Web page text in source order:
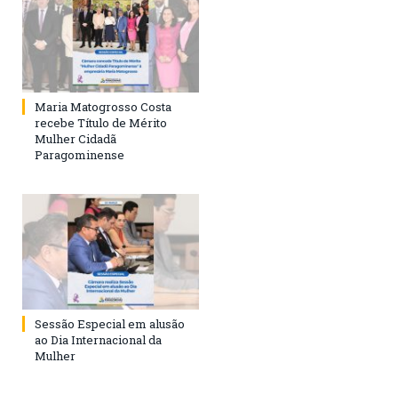
Maria Matogrosso Costa
recebe Título de Mérito
Mulher Cidadã
Paragominense
Sessão Especial em alusão
ao Dia Internacional da
Mulher